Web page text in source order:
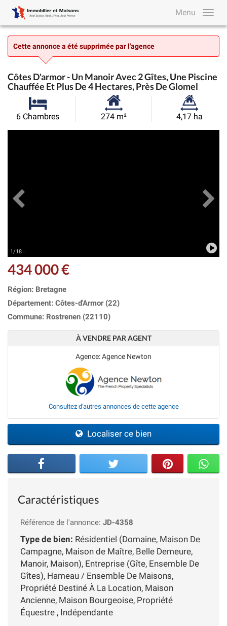
Menu
Cette annonce a été supprimée par l'agence
Côtes D'armor - Un Manoir Avec 2 Gîtes, Une Piscine
Chauffée Et Plus De 4 Hectares, Près De Glomel
6 Chambres
Surface
274 m²
Superficie
4,17 ha
1/18 ·
434 000 €
Région: Bretagne
Département: Côtes-d'Armor (22)
Commune: Rostrenen (22110)
À VENDRE PAR AGENT
Agence: Agence Newton
Consultez d'autres annonces de cette agence
Localiser ce bien
Caractéristiques
Référence de l'annonce: JD-4358
Type de bien: Résidentiel (Domaine, Maison De
Campagne, Maison de Maître, Belle Demeure,
Manoir, Maison), Entreprise (Gîte, Ensemble De
Gîtes), Hameau / Ensemble De Maisons,
Propriété Destiné À La Location, Maison
Ancienne, Maison Bourgeoise, Propriété
Équestre , Indépendante